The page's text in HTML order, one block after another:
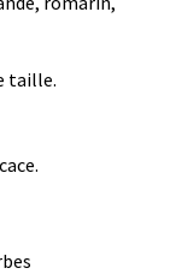
taille.